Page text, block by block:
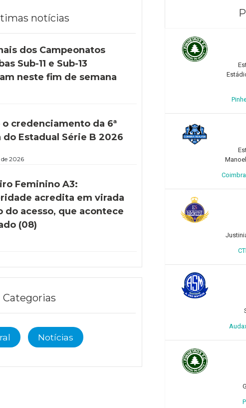
notícias
dos Campeonatos
Sub-11 e Sub-13
neste fim de semana
credenciamento da 6ª
do Estadual Série B 2026
2026
Feminino A3:
acredita em virada
do acesso, que acontece
(08)
Categorias
Notícias